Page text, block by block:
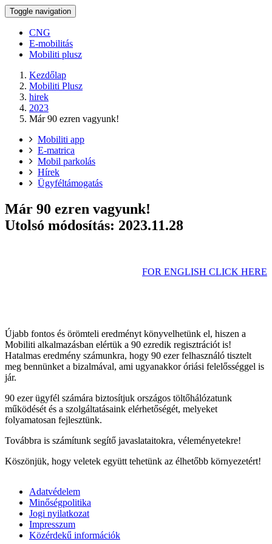
Toggle navigation
CNG
E-mobilitás
Mobiliti plusz
Kezdőlap
Mobiliti Plusz
hirek
2023
Már 90 ezren vagyunk!
Mobiliti app
E-matrica
Mobil parkolás
Hírek
Ügyféltámogatás
Már 90 ezren vagyunk!
Utolsó módosítás: 2023.11.28
FOR ENGLISH CLICK HERE
Újabb fontos és örömteli eredményt könyvelhetünk el, hiszen a
Mobiliti alkalmazásban elértük a 90 ezredik regisztrációt is!
Hatalmas eredmény számunkra, hogy 90 ezer felhasználó tisztelt
meg bennünket a bizalmával, ami ugyanakkor óriási felelősséggel is
jár.
90 ezer ügyfél számára biztosítjuk országos töltőhálózatunk
működését és a szolgáltatásaink elérhetőségét, melyeket
folyamatosan fejlesztünk.
Továbbra is számítunk segítő javaslataitokra, véleményetekre!
Köszönjük, hogy veletek együtt tehetünk az élhetőbb környezetért!
Adatvédelem
Minőségpolitika
Jogi nyilatkozat
Impresszum
Közérdekű információk